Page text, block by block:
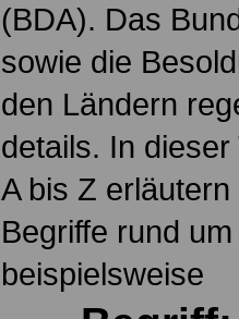
(BDA). Das
sowie die
den Ländern
details. In
A bis Z
Begriffe rund
beispielsweise